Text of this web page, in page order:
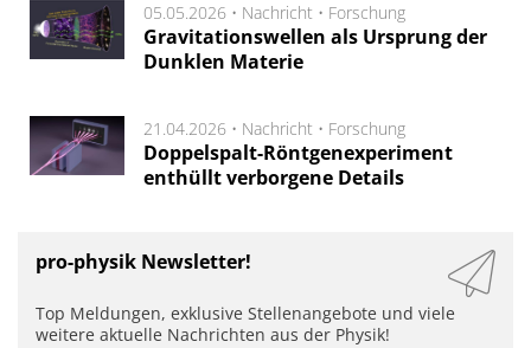
05.05.2026 • Nachricht • Forschung
Gravitationswellen als Ursprung der
Dunklen Materie
21.04.2026 • Nachricht • Forschung
Doppelspalt-Röntgenexperiment
enthüllt verborgene Details
pro-physik Newsletter!
Top Meldungen, exklusive Stellenangebote und viele
weitere aktuelle Nachrichten aus der Physik!